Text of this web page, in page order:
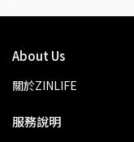
About Us
關於ZINLIFE
服務說明